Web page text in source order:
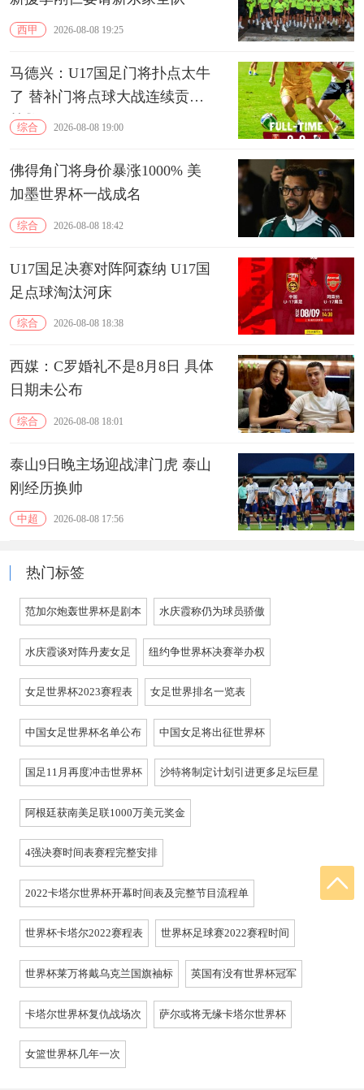
西甲 2026-08-08 19:25
马德兴：U17国足门将扑点太牛
了 替补门将点球大战连续贡献
扑救
综合 2026-08-08 19:00
佛得角门将身价暴涨1000% 美
加墨世界杯一战成名
综合 2026-08-08 18:42
U17国足决赛对阵阿森纳 U17国
足点球淘汰河床
综合 2026-08-08 18:38
西媒：C罗婚礼不是8月8日 具体
日期未公布
综合 2026-08-08 18:01
泰山9日晚主场迎战津门虎 泰山
刚经历换帅
中超 2026-08-08 17:56
热门标签
范加尔炮轰世界杯是剧本 水庆霞称仍为球员骄傲
水庆霞谈对阵丹麦女足 纽约争世界杯决赛举办权
女足世界杯2023赛程表 女足世界排名一览表
中国女足世界杯名单公布 中国女足将出征世界杯
国足11月再度冲击世界杯 沙特将制定计划引进更多足坛巨星
阿根廷获南美足联1000万美元奖金
4强决赛时间表赛程完整安排
2022卡塔尔世界杯开幕时间表及完整节目流程单
世界杯卡塔尔2022赛程表 世界杯足球赛2022赛程时间
世界杯莱万将戴乌克兰国旗袖标 英国有没有世界杯冠军
卡塔尔世界杯复仇战场次 萨尔或将无缘卡塔尔世界杯
女篮世界杯几年一次